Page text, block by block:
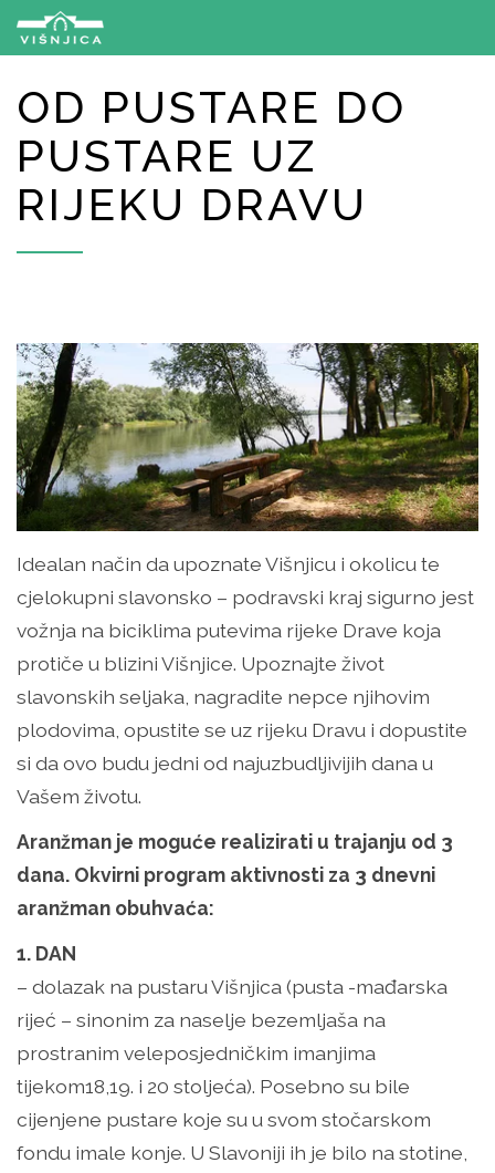
OD PUSTARE DO
PUSTARE UZ
RIJEKU DRAVU
Idealan način da upoznate Višnjicu i okolicu te
cjelokupni slavonsko – podravski kraj sigurno jest
vožnja na biciklima putevima rijeke Drave koja
protiče u blizini Višnjice. Upoznajte život
slavonskih seljaka, nagradite nepce njihovim
plodovima, opustite se uz rijeku Dravu i dopustite
si da ovo budu jedni od najuzbudljivijih dana u
Vašem životu.
Aranžman je moguće realizirati u trajanju od 3
dana. Okvirni program aktivnosti za 3 dnevni
aranžman obuhvaća:
1. DAN
– dolazak na pustaru Višnjica (pusta -mađarska
rijeć – sinonim za naselje bezemljaša na
prostranim veleposjedničkim imanjima
tijekom18,19. i 20 stoljeća). Posebno su bile
cijenjene pustare koje su u svom stočarskom
fondu imale konje. U Slavoniji ih je bilo na stotine,